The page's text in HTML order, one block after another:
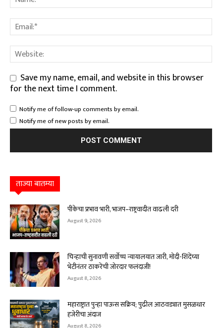
Save my name, email, and website in this browser
for the next time I comment.
Notify me of follow-up comments by email.
Notify me of new posts by email.
ताज्या बातम्या
पीकेचा प्रभाव भारी, भाजप–राष्ट्रवादीत वाढली दरी
August 9, 2026
चिन्हाची सुनावणी सर्वोच्च न्यायालयात जारी, मोदी-शिंदेंच्या
भेटीनंतर ठाकरेंची जोरदार फलंदाजी!
August 8, 2026
महाराष्ट्रात पुन्हा पाऊस सक्रिय; पुढील आठवड्यात मुसळधार
हजेरीचा अंदाज
August 8, 2026